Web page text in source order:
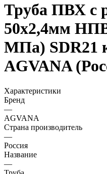
Труба ПВХ с
50х2,4мм
МПа) SDR21
AGVANA
Характеристики
Бренд
—
AGVANA
Страна производитель
—
Россия
Название
—